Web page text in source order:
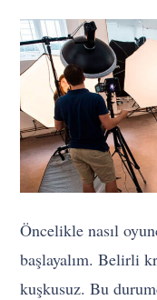
Öncelikle nasıl
başlayalım. Belirli
kuşkusuz. Bu